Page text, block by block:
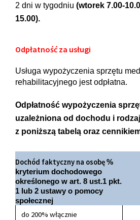
2 dni w tygodniu (wtorek 7.00-
15.00).
Odpłatność za usługi
Usługa wypożyczenia sprzętu
rehabilitacyjnego jest odpłatna.
Odpłatność wypożyczenia
uzależniona od dochodu i
z poniższą tabelą oraz
Dochód faktyczny na osobę%
kryterium dochodowego
określonego w art. 8 ust.1 pkt.
1 lub 2 ustawy o pomocy
społecznej
do 200% włącznie